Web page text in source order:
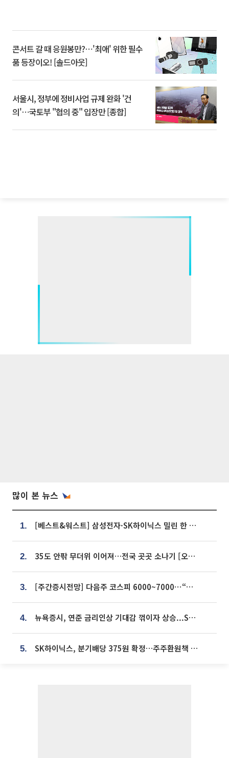
콘서트 갈 때 응원봉만?⋯'최애' 위한 필수
품 등장이오! [솔드아웃]
서울시, 정부에 정비사업 규제 완화 '건
의'⋯국토부 "협의 중" 입장만 [종합]
많이 본 뉴스
1. [베스트&워스트] 삼성전자·SK하이닉스 밀린 한 주…상상인증권은 85% 급등
2. 35도 안팎 무더위 이어져…전국 곳곳 소나기 [오늘 날씨]
3. [주간증시전망] 다음주 코스피 6000~7000⋯“外人 수급은 정책이 변수”
4. 뉴욕증시, 연준 금리인상 기대감 꺾이자 상승...S&P500 사상 최고치 [종합]
5. SK하이닉스, 분기배당 375원 확정…주주환원책 9월로 앞당겨 발표